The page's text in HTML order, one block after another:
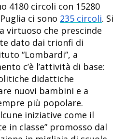
4180 circoli con 15280
ci sono 235 circoli. Si
virtuoso che prescinde
dato dai trionfi di
“Lombardi”, a
c’è l’attività di base:
didattiche
nuovi bambini e a
più popolare.
iniziative come il
in classe” promosso dal